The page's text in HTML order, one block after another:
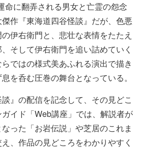
命に翻弄される男女と亡霊の怨念
作『東海道四谷怪談』だが、色悪
伊右衛門と、悲壮な表情をたたえ
そして伊右衛門を追い詰めていく
ではの様式美あふれる演出で描き
を呑む圧巻の舞台となっている。
』の配信を記念して、その見どこ
イド「Web講座」では、解説者が
った「お岩伝説」や芝居のこれま
、作品の見どころをわかりやすく